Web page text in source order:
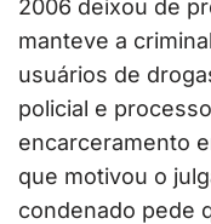
2006 deixou de
manteve a
usuários de
policial e
encarceramento
que motivou o
condenado pede